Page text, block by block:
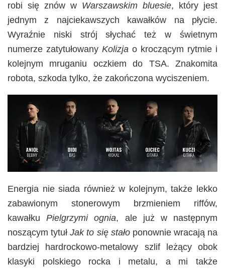
robi się znów w Warszawskim bluesie, który jest
jednym z najciekawszych kawałków na płycie.
Wyraźnie niski strój słychać też w świetnym
numerze zatytułowany Kolizja o kroczącym rytmie i
kolejnym mruganiu oczkiem do TSA. Znakomita
robota, szkoda tylko, że zakończona wyciszeniem.
Energia nie siada również w kolejnym, także lekko
zabawionym stonerowym brzmieniem riffów,
kawałkuPielgrzymi ognia, ale już w następnym
noszącym tytułJak to się stałoponownie wracają na
bardziej hardrockowo-metalowy szlif leżący obok
klasyki polskiego rocka i metalu, a mi także